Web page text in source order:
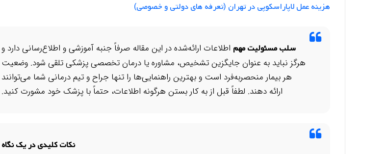
هزینه عمل لاپاراسکوپی در تهران (تعرفه های دولتی و خصوصی)
سلب مسئولیت مهم اطلاعات ارائه‌شده در این مقاله صرفاً جنبه آموزشی و اطلاع‌رسانی دارد و
هرگز نباید به عنوان جایگزین تشخیص، مشاوره یا درمان تخصصی پزشکی تلقی شود. وضعیت
هر بیمار منحصربه‌فرد است و بهترین راهنمایی‌ها را تنها جراح و تیم درمانی شما می‌توانند
ارائه دهند. لطفاً قبل از به کار بستن هرگونه اطلاعات، حتماً با پزشک خود مشورت کنید.
نکات کلیدی در یک نگاه